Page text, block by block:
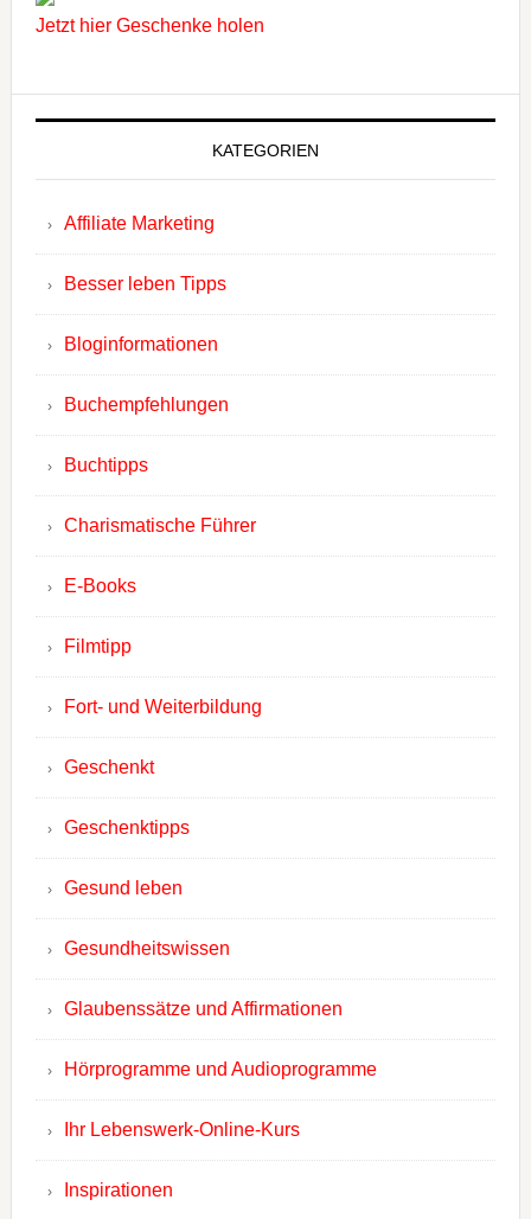
Jetzt hier Geschenke holen
KATEGORIEN
Affiliate Marketing
Besser leben Tipps
Bloginformationen
Buchempfehlungen
Buchtipps
Charismatische Führer
E-Books
Filmtipp
Fort- und Weiterbildung
Geschenkt
Geschenktipps
Gesund leben
Gesundheitswissen
Glaubenssätze und Affirmationen
Hörprogramme und Audioprogramme
Ihr Lebenswerk-Online-Kurs
Inspirationen